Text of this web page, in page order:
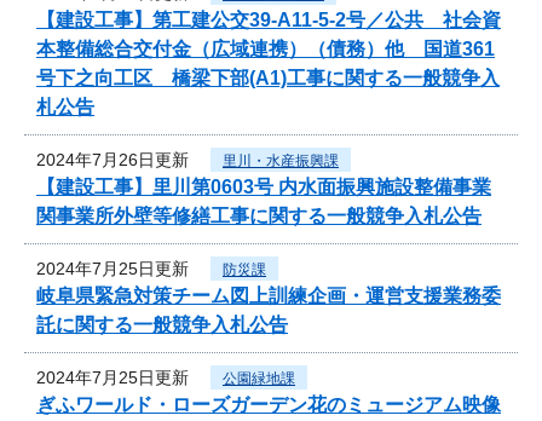
【建設工事】第工建公交39-A11-5-2号／公共 社会資
本整備総合交付金（広域連携）（債務）他 国道361
号下之向工区 橋梁下部(A1)工事に関する一般競争入
札公告
2024年7月26日更新 里川・水産振興課
【建設工事】里川第0603号 内水面振興施設整備事業
関事業所外壁等修繕工事に関する一般競争入札公告
2024年7月25日更新 防災課
岐阜県緊急対策チーム図上訓練企画・運営支援業務委
託に関する一般競争入札公告
2024年7月25日更新 公園緑地課
ぎふワールド・ローズガーデン花のミュージアム映像